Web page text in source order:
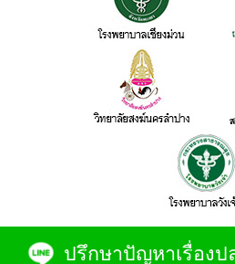
ปรึกษาปัญหาเรื่องป